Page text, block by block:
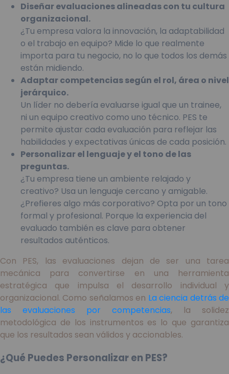
Diseñar evaluaciones alineadas con tu cultura
organizacional.
¿Tu empresa valora la innovación, la adaptabilidad
o el trabajo en equipo? Mide lo que realmente
importa para tu negocio, no lo que todos los demás
están midiendo.
Adaptar competencias según el rol, área o nivel
jerárquico.
Un líder no debería evaluarse igual que un trainee,
ni un equipo creativo como uno técnico. PES te
permite ajustar cada evaluación para reflejar las
habilidades y expectativas únicas de cada posición.
Personalizar el lenguaje y el tono de las
preguntas.
¿Tu empresa tiene un ambiente relajado y
creativo? Usa un lenguaje cercano y amigable.
¿Prefieres algo más corporativo? Opta por un tono
formal y profesional. Porque la experiencia del
evaluado también es clave para obtener
resultados auténticos.
Con PES, las evaluaciones dejan de ser una tarea
mecánica para convertirse en una herramienta
estratégica que impulsa el desarrollo individual y
organizacional. Como señalamos en La ciencia detrás de
las evaluaciones por competencias, la solidez
metodológica de los instrumentos es lo que garantiza
que los resultados sean válidos y accionables.
¿Qué Puedes Personalizar en PES?